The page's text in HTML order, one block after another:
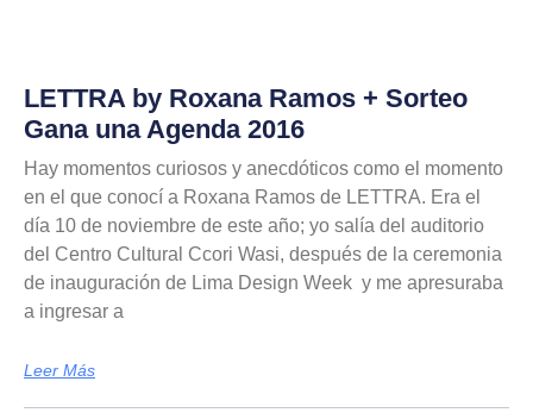
LETTRA by Roxana Ramos + Sorteo
Gana una Agenda 2016
Hay momentos curiosos y anecdóticos como el momento
en el que conocí a Roxana Ramos de LETTRA. Era el
día 10 de noviembre de este año; yo salía del auditorio
del Centro Cultural Ccori Wasi, después de la ceremonia
de inauguración de Lima Design Week y me apresuraba
a ingresar a
Leer Más